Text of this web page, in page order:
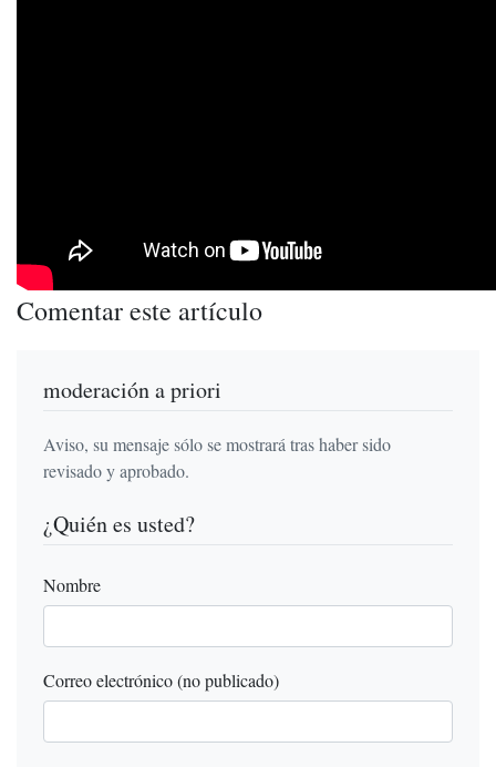
Comentar este artículo
moderación a priori
Aviso, su mensaje sólo se mostrará tras haber sido
revisado y aprobado.
¿Quién es usted?
Nombre
Correo electrónico (no publicado)